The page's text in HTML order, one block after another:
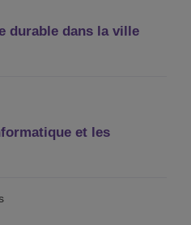
durable dans la ville
et les